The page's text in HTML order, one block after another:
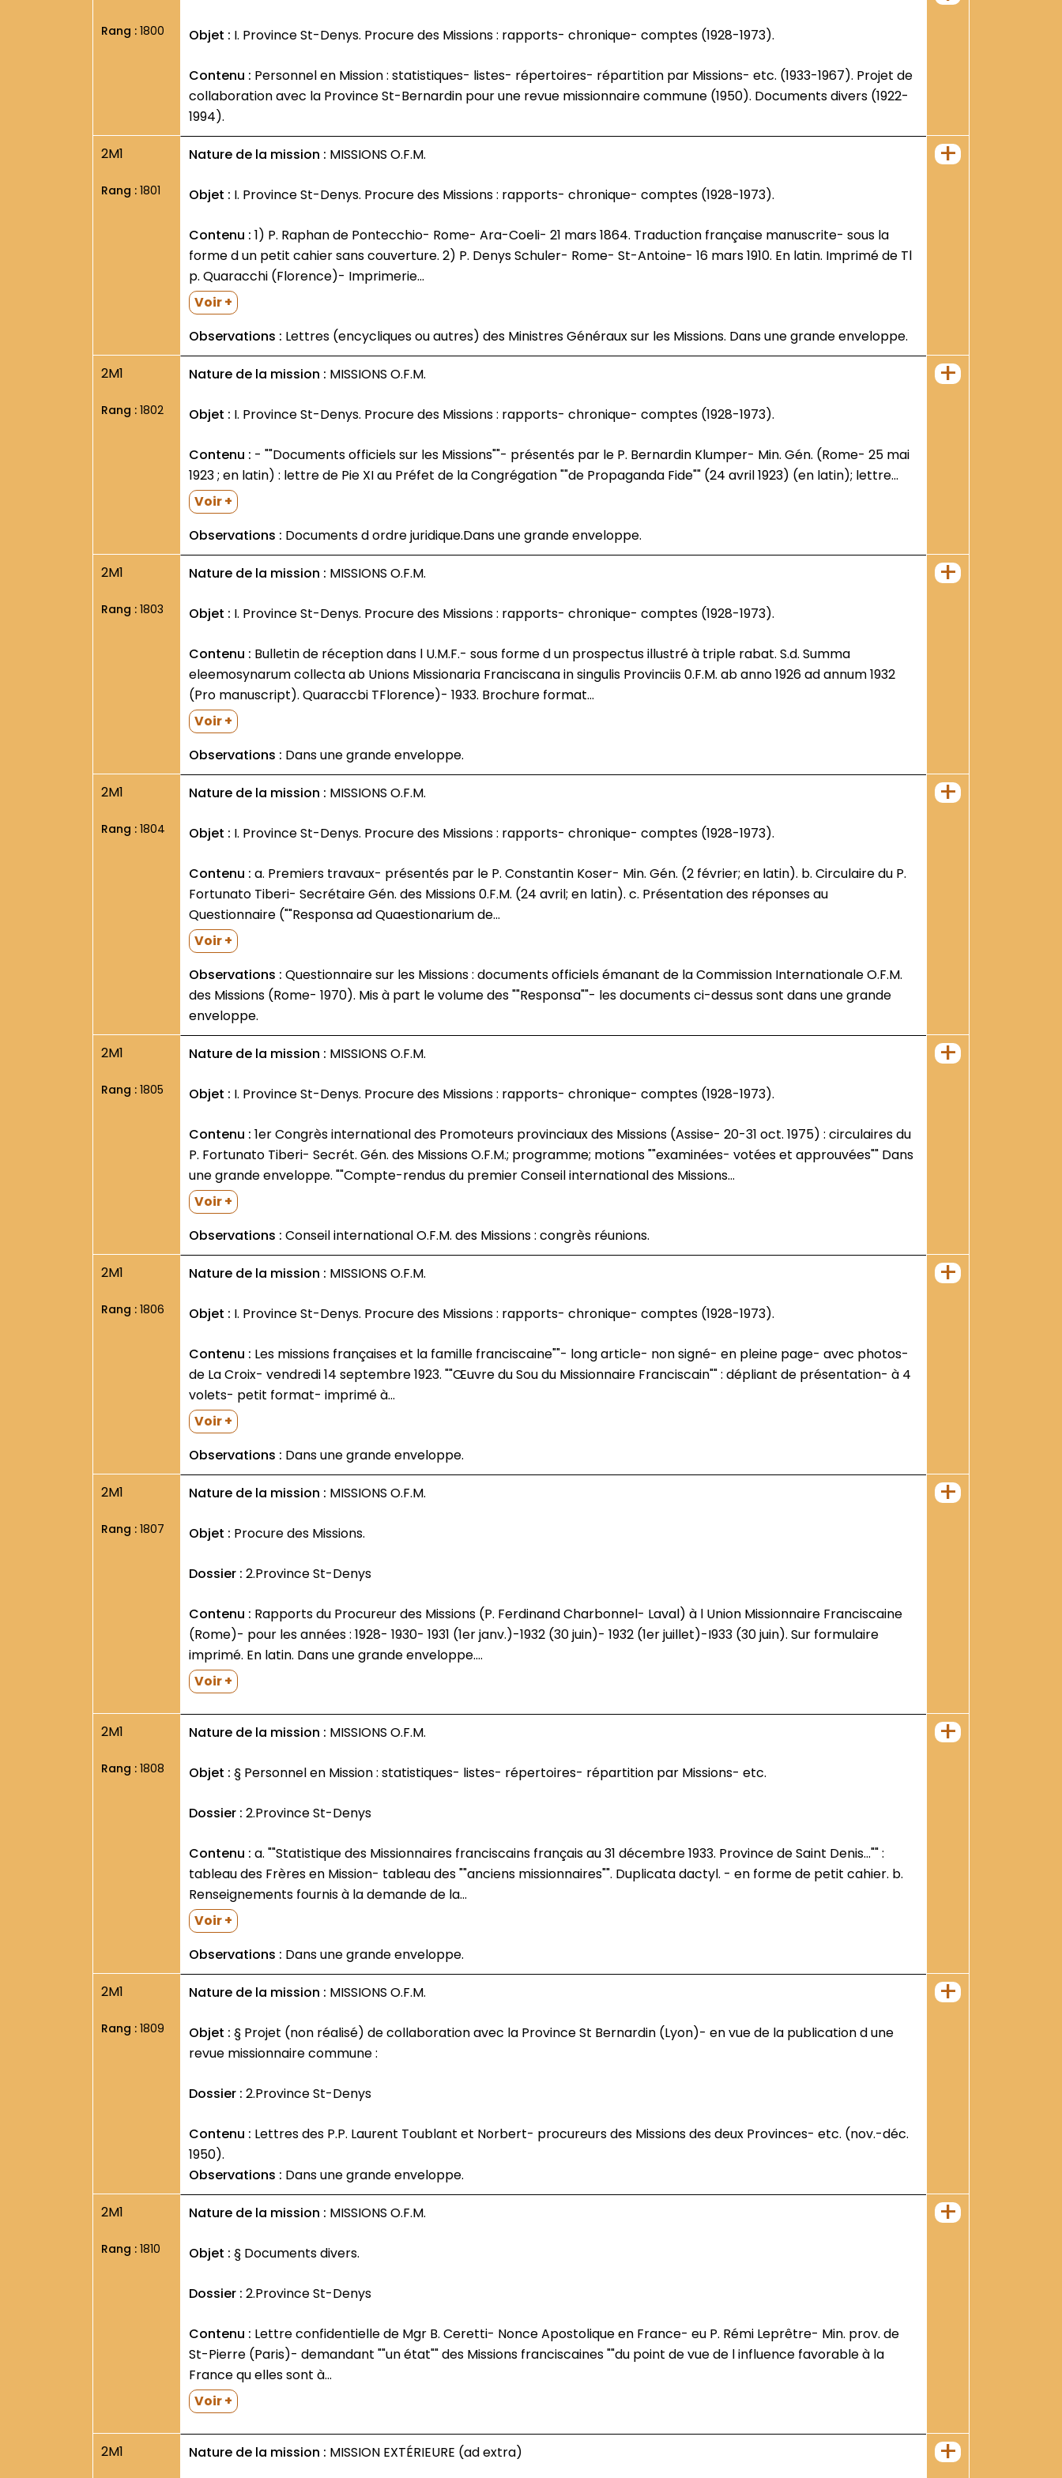
Rang : 1800 Objet : I. Province St-Denys. Procure des Missions : rapports- chronique- comptes (1928-1973).
Contenu :
collaboration avec la Province St-Bernardin pour une revue missionnaire commune (1950). Documents divers (1922-
1994).
2M1
Rang : 1801
Nature de la mission : MISSIONS O.F.M.
Objet : I. Province St-Denys. Procure des Missions : rapports- chronique- comptes (1928-1973).
Contenu :
forme d un petit cahier sans couverture. 2) P. Denys Schuler- Rome- St-Antoine- 16 mars 1910. En latin. Imprimé de Tl
p. Quaracchi (Florence)- Imprimerie...
Voir +
Observations : Lettres (encycliques ou autres) des Ministres Généraux sur les Missions. Dans une grande enveloppe.
+
2M1
Rang : 1802
Nature de la mission : MISSIONS O.F.M.
Objet : I. Province St-Denys. Procure des Missions : rapports- chronique- comptes (1928-1973).
Contenu :
1923 ; en latin) : lettre de Pie XI au Préfet de la Congrégation ""de Propaganda Fide"" (24 avril 1923) (en latin); lettre...
Voir +
Observations : Documents d ordre juridique.Dans une grande enveloppe.
+
2M1
Rang : 1803
Nature de la mission : MISSIONS O.F.M.
Objet : I. Province St-Denys. Procure des Missions : rapports- chronique- comptes (1928-1973).
Contenu :
eleemosynarum collecta ab Unions Missionaria Franciscana in singulis Provinciis 0.F.M. ab anno 1926 ad annum 1932
(Pro manuscript). Quaraccbi TFlorence)- 1933. Brochure format...
Voir +
Observations : Dans une grande enveloppe.
+
2M1
Rang : 1804
Nature de la mission : MISSIONS O.F.M.
Objet : I. Province St-Denys. Procure des Missions : rapports- chronique- comptes (1928-1973).
Contenu :
Fortunato Tiberi- Secrétaire Gén. des Missions 0.F.M. (24 avril; en latin). c. Présentation des réponses au
Questionnaire (""Responsa ad Quaestionarium de...
Voir +
Observations : Questionnaire sur les Missions : documents officiels émanant de la Commission Internationale O.F.M.
des Missions (Rome- 1970). Mis à part le volume des ""Responsa""- les documents ci-dessus sont dans une grande
enveloppe.
+
2M1
Rang : 1805
Nature de la mission : MISSIONS O.F.M.
Objet : I. Province St-Denys. Procure des Missions : rapports- chronique- comptes (1928-1973).
Contenu :
P. Fortunato Tiberi- Secrét. Gén. des Missions O.F.M.; programme; motions ""examinées- votées et approuvées"" Dans
une grande enveloppe. ""Compte-rendus du premier Conseil international des Missions...
Voir +
Observations : Conseil international O.F.M. des Missions : congrès réunions.
+
2M1
Rang : 1806
Nature de la mission : MISSIONS O.F.M.
Objet : I. Province St-Denys. Procure des Missions : rapports- chronique- comptes (1928-1973).
Contenu :
de La Croix- vendredi 14 septembre 1923. ""Œuvre du Sou du Missionnaire Franciscain"" : dépliant de présentation- à 4
volets- petit format- imprimé à...
Voir +
Observations : Dans une grande enveloppe.
+
2M1
Rang : 1807
Nature de la mission : MISSIONS O.F.M.
Objet : Procure des Missions.
Dossier : 2.Province St-Denys
Contenu :
(Rome)- pour les années : 1928- 1930- 1931 (1er janv.)-1932 (30 juin)- 1932 (1er juillet)-I933 (30 juin). Sur formulaire
imprimé. En latin. Dans une grande enveloppe....
Voir +
+
2M1
Rang : 1808
Nature de la mission : MISSIONS O.F.M.
Objet : § Personnel en Mission : statistiques- listes- répertoires- répartition par Missions- etc.
Dossier : 2.Province St-Denys
Contenu :
tableau des Frères en Mission- tableau des ""anciens missionnaires"". Duplicata dactyl. - en forme de petit cahier. b.
Renseignements fournis à la demande de la...
Voir +
Observations : Dans une grande enveloppe.
+
2M1
Rang : 1809
Nature de la mission : MISSIONS O.F.M.
Objet : § Projet (non réalisé) de collaboration avec la Province St Bernardin (Lyon)- en vue de la publication d une
revue missionnaire commune :
Dossier : 2.Province St-Denys
Contenu :
1950).
Observations : Dans une grande enveloppe.
+
2M1
Rang : 1810
Nature de la mission : MISSIONS O.F.M.
Objet : § Documents divers.
Dossier : 2.Province St-Denys
Contenu :
St-Pierre (Paris)- demandant ""un état"" des Missions franciscaines ""du point de vue de l influence favorable à la
France qu elles sont à...
Voir +
+
2M1 Nature de la mission : MISSION EXTÉRIEURE (ad extra) +